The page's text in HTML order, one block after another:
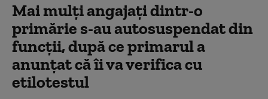
Mai mulți angajați dintr-o
primărie s-au autosuspendat din
funcții, după ce primarul a
anunțat că îi va verifica cu
etilotestul